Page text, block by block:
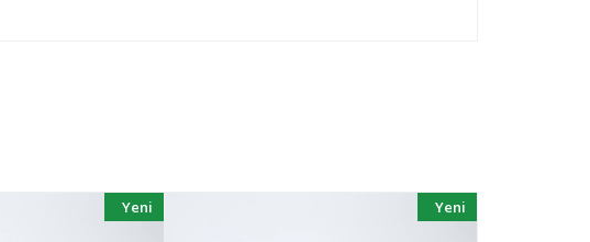
Yeni Yeni